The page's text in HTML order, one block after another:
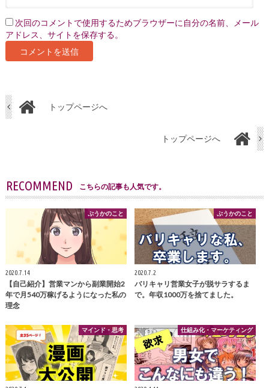
次回のコメントで使用するためブラウザーに自分の名前、メール
アドレス、サイトを保存する。
トップページへ
トップページへ
RECOMMEND こちらの記事も人気です。
ぷうかのこと
2020.7.14
【自己紹介】営業マンから副業開始2
年で月540万稼げるようになった私の
理念
ぷうかのこと
2020.7.2
バリキャリ営業女子が脱サラするま
で。年収1000万を捨てました。
マインド・思考 仕組み化・マーケティング